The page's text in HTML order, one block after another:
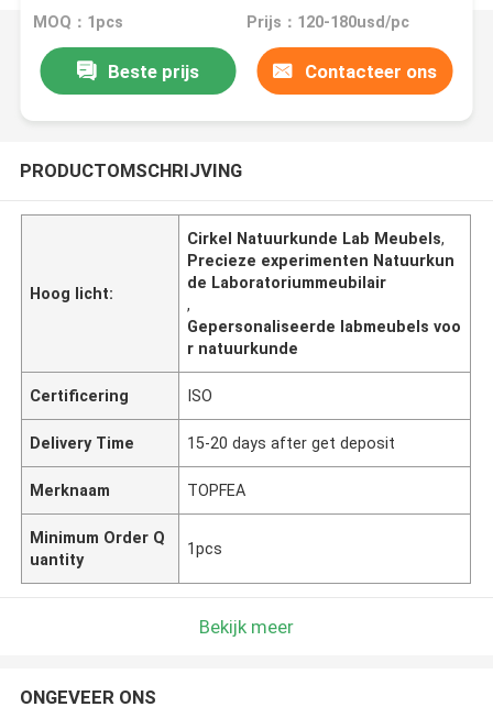
MOQ：1pcs Prijs：120-180usd/pc
Beste prijs Contacteer ons
PRODUCTOMSCHRIJVING
Hoog licht:
Cirkel Natuurkunde Lab Meubels,
Precieze experimenten Natuurkun
de Laboratoriummeubilair
,
Gepersonaliseerde labmeubels voo
r natuurkunde
Certificering ISO
Delivery Time 15-20 days after get deposit
Merknaam TOPFEA
Minimum Order Q
uantity
1pcs
Bekijk meer
ONGEVEER ONS